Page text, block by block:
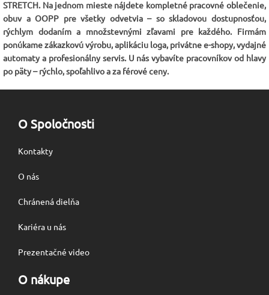
STRETCH. Na jednom mieste nájdete kompletné pracovné oblečenie,
obuv a OOPP pre všetky odvetvia – so skladovou dostupnosťou,
rýchlym dodaním a množstevnými zľavami pre každého. Firmám
ponúkame zákazkovú výrobu, aplikáciu loga, privátne e-shopy, vydajné
automaty a profesionálny servis. U nás vybavíte pracovníkov od hlavy
po päty – rýchlo, spoľahlivo a za férové ceny.
O Spoločnosti
Kontakty
O nás
Chránená dielňa
Kariéra u nás
Prezentačné video
O nákupe